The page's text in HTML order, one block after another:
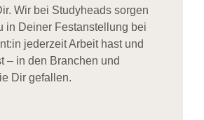
Wir bei Studyheads sorgen
in Deiner Festanstellung bei
jederzeit Arbeit hast und
– in den Branchen und
Dir gefallen.